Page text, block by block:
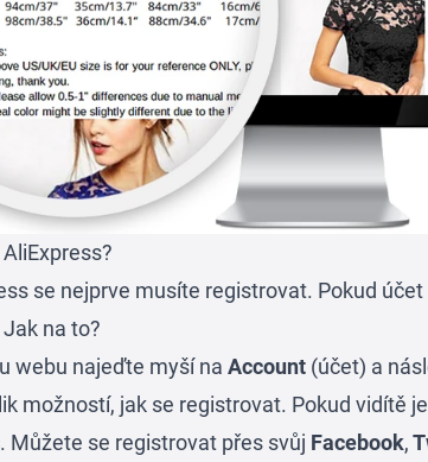
se nejprve musíte registrovat. Pokud
na to?
webu najeďte myší na Account (účet) a
možností, jak se registrovat. Pokud vidítě
. Můžete se registrovat přes svůj Facebook,